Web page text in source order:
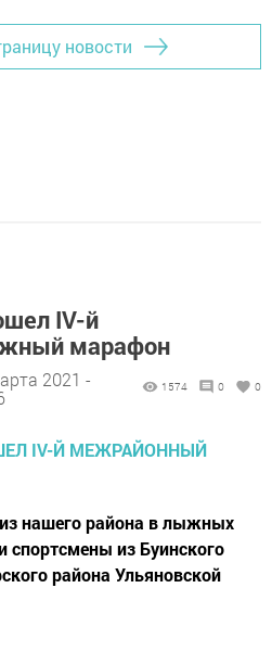
новости
IV-й
марафон
2021 -
1574 0 0
нашего района в лыжных
спортсмены из Буинского
района Ульяновской